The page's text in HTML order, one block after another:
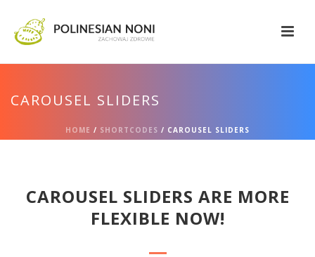
CAROUSEL SLIDERS
HOME / SHORTCODES / CAROUSEL SLIDERS
CAROUSEL SLIDERS ARE MORE
FLEXIBLE NOW!